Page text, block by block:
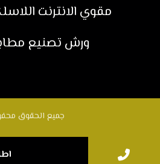
مقوي الانترنت
ورش تصنيع
جميع الحقوق